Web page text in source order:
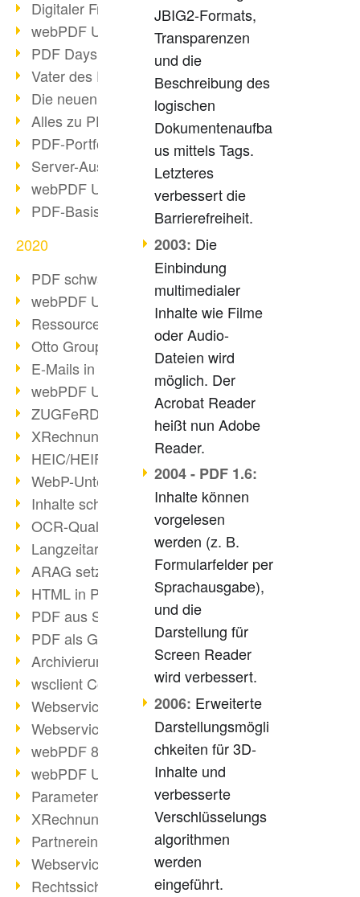
Digitaler Freigabeprozess
webPDF Update 8.0.0.2255
PDF Days Europe 2021
Vater des PDF gestorben
Die neuen PDF Standards 2020
Alles zu PDF/A-4
PDF-Portfolio erstellen
Server-Auslastung Status-Seite
webPDF Update 8.0.0.2229
PDF-Basisdatenpflege mit webPDF
2020
PDF schwärzen & bereinigen
webPDF Update 8.0.0.2193
Ressourcen für Entwickler
Otto Group Recruiting
E-Mails in PDF
webPDF Update 8.0.0.2176
ZUGFeRD im Überblick
XRechnung Überblick
HEIC/HEIF-Unterstützung
WebP-Unterstützung
Inhalte schwärzen
OCR-Qualität verbessert
Langzeitarchivierung PDF
ARAG setzt auf webPDF
HTML in PDF umwandeln
PDF aus SAP
PDF als Grafik exportieren
Archivierung & Migration
wsclient Converter
Webservice Toolbox (3)
Webservice PDF/A
webPDF 8 Neuerungen (Teil 2)
webPDF Update 8.0.0.2058
Parameter-Umstellung
XRechnung bei deutschen Behörden
Partnereinsatz unserer Software
Webservice Beispiel: XMP-Metadaten
Rechtssichere Mail-Archivierung (2)
JBIG2-Formats,
Transparenzen
und die
Beschreibung des
logischen
Dokumentenaufba
us mittels Tags.
Letzteres
verbessert die
Barrierefreiheit.
2003: Die
Einbindung
multimedialer
Inhalte wie Filme
oder Audio-
Dateien wird
möglich. Der
Acrobat Reader
heißt nun Adobe
Reader.
2004 - PDF 1.6:
Inhalte können
vorgelesen
werden (z. B.
Formularfelder per
Sprachausgabe),
und die
Darstellung für
Screen Reader
wird verbessert.
2006: Erweiterte
Darstellungsmögli
chkeiten für 3D-
Inhalte und
verbesserte
Verschlüsselungs
algorithmen
werden
eingeführt.